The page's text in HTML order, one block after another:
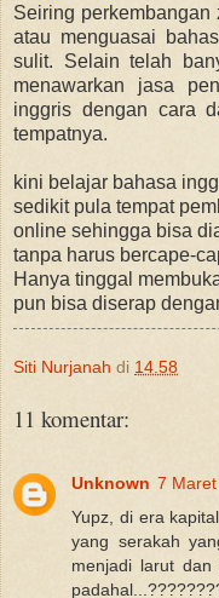
Seiring
atau menguasai
sulit. Selain telah
menawarkan jasa
inggris dengan cara
tempatnya.
kini belajar bahasa
sedikit pula tempat
online sehingga bisa
tanpa harus bercape-
Hanya tinggal
pun bisa diserap
Siti Nurjanah di 14.58
11 komentar:
Unknown 7
Yupz, di era
yang serakah
menjadi larut